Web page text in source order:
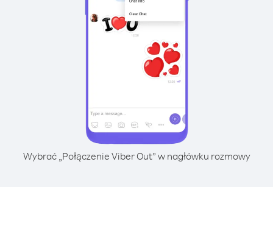
Wybrać „Połączenie Viber Out” w nagłówku rozmowy